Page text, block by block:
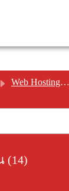
Web Hosting ( cPanel )
(14)